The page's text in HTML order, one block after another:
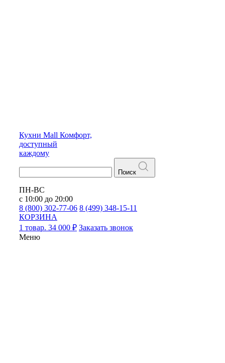
Кухни Mall Комфорт,
доступный
каждому
Поиск
ПН-ВС
с 10:00 до 20:00
8 (800) 302-77-06 8 (499) 348-15-11
КОРЗИНА
1 товар. 34 000 ₽ Заказать звонок
Меню